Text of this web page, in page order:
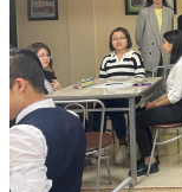
122
Подробнее ...
Все мероприятия